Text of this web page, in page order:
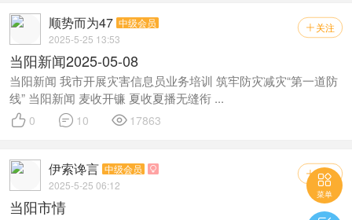
 关注
顺势而为47 中级会员
2025-5-25 13:53
当阳新闻2025-05-08
当阳新闻 我市开展灾害信息员业务培训 筑牢防灾减灾“第一道防
线” 当阳新闻 麦收开镰 夏收夏播无缝衔 ...
 0  10  17863
关注
伊索谗言 中级会员 
2025-5-25 06:12
当阳市情

菜单